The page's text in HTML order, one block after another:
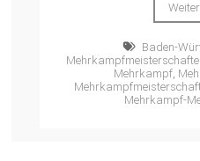
Baden-
Mehrkampf,
Mehrkampf-